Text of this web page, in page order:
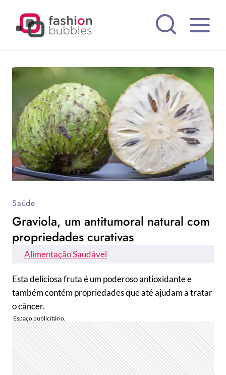
Saúde
Graviola, um antitumoral natural com
propriedades curativas
Alimentação Saudável
Esta deliciosa fruta é um poderoso antioxidante e
também contém propriedades que até ajudam a tratar
o câncer.